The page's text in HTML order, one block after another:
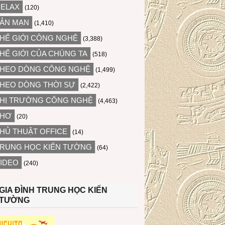
(120)
MẠN (1,410)
GIỚI CÔNG NGHỆ (3,388)
GIỚI CỦA CHÚNG TA (518)
DÒNG CÔNG NGHỆ (1,499)
DÒNG THỜI SỰ (2,422)
TRƯỜNG CÔNG NGHỆ (4,463)
(20)
THUẬT OFFICE (14)
HỌC KIẾN TƯỜNG (64)
(240)
ĐÌNH TRUNG HỌC KIẾN